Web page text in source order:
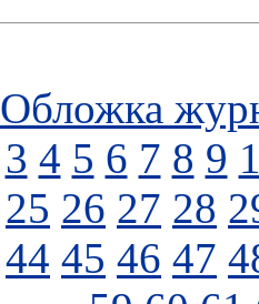
Обложка
3 4 5 6 7 8 9
25 26 27 28
44 45 46 47